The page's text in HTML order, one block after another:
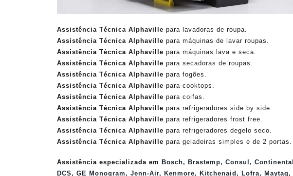
Assistência Técnica Alphaville para lavadoras de roupa.
Assistência Técnica Alphaville para máquinas de lavar roupas.
Assistência Técnica Alphaville para máquinas lava e seca.
Assistência Técnica Alphaville para secadoras de roupas.
Assistência Técnica Alphaville para fogões.
Assistência Técnica Alphaville para cooktops.
Assistência Técnica Alphaville para coifas.
Assistência Técnica Alphaville para refrigeradores side by side.
Assistência Técnica Alphaville para refrigeradores frost free.
Assistência Técnica Alphaville para refrigeradores degelo seco.
Assistência Técnica Alphaville para geladeiras simples e de 2 portas.
Assistência especializada em Bosch, Brastemp, Consul , Continental
DCS , GE Monogram , Jenn-Air, Kenmore, Kitchenaid , Lofra, Maytag ,